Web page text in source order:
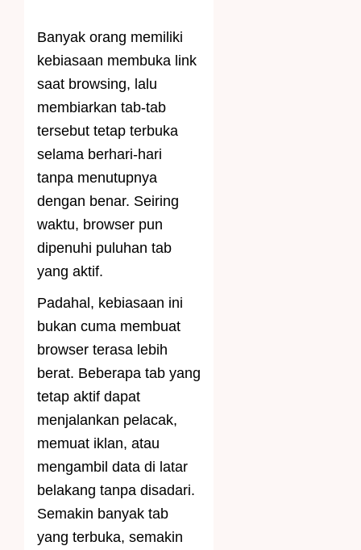
Banyak orang memiliki
kebiasaan membuka link
saat browsing, lalu
membiarkan tab-tab
tersebut tetap terbuka
selama berhari-hari
tanpa menutupnya
dengan benar. Seiring
waktu, browser pun
dipenuhi puluhan tab
yang aktif.
Padahal, kebiasaan ini
bukan cuma membuat
browser terasa lebih
berat. Beberapa tab yang
tetap aktif dapat
menjalankan pelacak,
memuat iklan, atau
mengambil data di latar
belakang tanpa disadari.
Semakin banyak tab
yang terbuka, semakin